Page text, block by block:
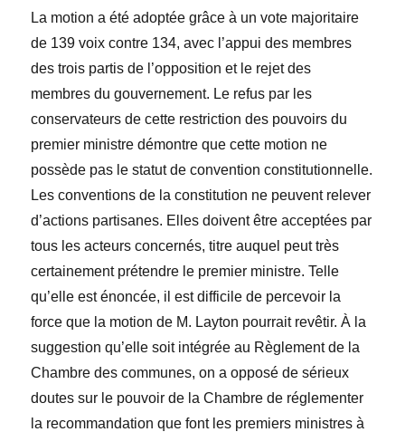
La motion a été adoptée grâce à un vote majoritaire
de 139 voix contre 134, avec l’appui des membres
des trois partis de l’opposition et le rejet des
membres du gouvernement. Le refus par les
conservateurs de cette restriction des pouvoirs du
premier ministre démontre que cette motion ne
possède pas le statut de convention constitutionnelle.
Les conventions de la constitution ne peuvent relever
d’actions partisanes. Elles doivent être acceptées par
tous les acteurs concernés, titre auquel peut très
certainement prétendre le premier ministre. Telle
qu’elle est énoncée, il est difficile de percevoir la
force que la motion de M. Layton pourrait revêtir. À la
suggestion qu’elle soit intégrée au Règlement de la
Chambre des communes, on a opposé de sérieux
doutes sur le pouvoir de la Chambre de réglementer
la recommandation que font les premiers ministres à